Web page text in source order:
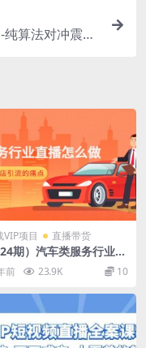
纯算法对冲震撼
VIP项目 直播带货
期）汽车类服务行业直
做，解决目前汽服门店
痛点
前 23.9K 10